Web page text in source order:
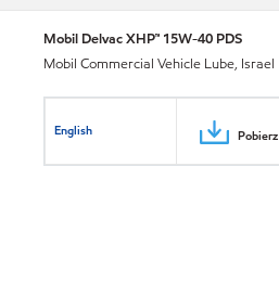
Mobil Delvac XHP™ 15W-40 PDS
Mobil Commercial Vehicle Lube, Israel
English Pobierz